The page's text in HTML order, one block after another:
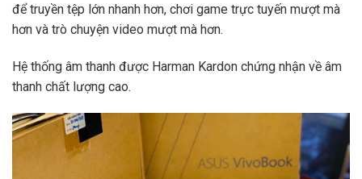
để truyền tệp lớn nhanh hơn, chơi game trực tuyến mượt mà
hơn và trò chuyện video mượt mà hơn.
Hệ thống âm thanh được Harman Kardon chứng nhận về âm
thanh chất lượng cao.